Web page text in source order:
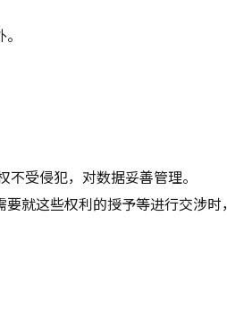
受侵犯，对数据妥善管理。
就这些权利的授予等进行交涉时，